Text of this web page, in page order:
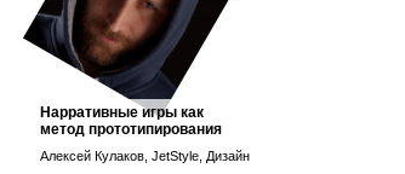
Нарративные игры как
метод прототипирования
Алексей Кулаков, JetStyle, Дизайн